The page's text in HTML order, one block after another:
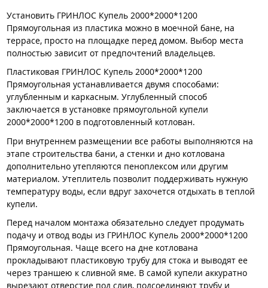
Установить ГРИНЛОС Купель 2000*2000*1200
Прямоугольная из пластика можно в моечной бане, на
террасе, просто на площадке перед домом. Выбор места
полностью зависит от предпочтений владельцев.
Пластиковая ГРИНЛОС Купель 2000*2000*1200
Прямоугольная устанавливается двумя способами:
углубленным и каркасным. Углубленный способ
заключается в установке прямоугольной купели
2000*2000*1200 в подготовленный котлован.
При внутреннем размещении все работы выполняются на
этапе строительства бани, а стенки и дно котлована
дополнительно утепляются пеноплексом или другим
материалом. Утеплитель позволит поддерживать нужную
температуру воды, если вдруг захочется отдыхать в теплой
купели.
Перед началом монтажа обязательно следует продумать
подачу и отвод воды из ГРИНЛОС Купель 2000*2000*1200
Прямоугольная. Чаще всего на дне котлована
прокладывают пластиковую трубу для стока и выводят ее
через траншею к сливной яме. В самой купели аккуратно
вырезают отверстие под слив, подсоединяют трубу и